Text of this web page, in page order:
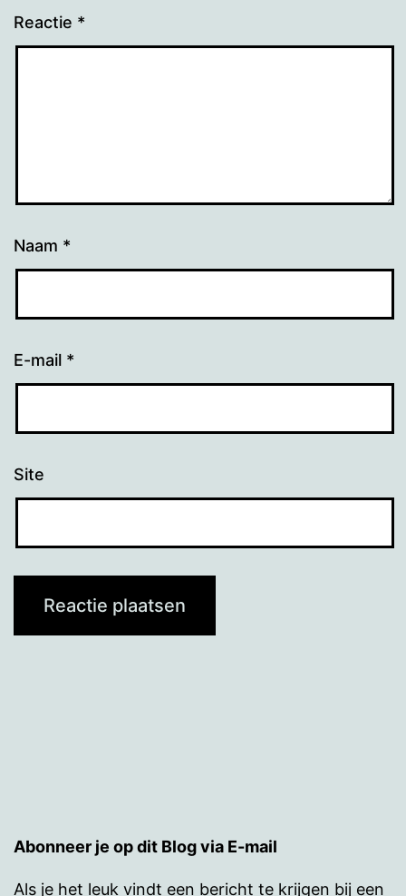
Reactie *
Naam *
E-mail *
Site
Abonneer je op dit Blog via E-mail
Als je het leuk vindt een bericht te krijgen bij een